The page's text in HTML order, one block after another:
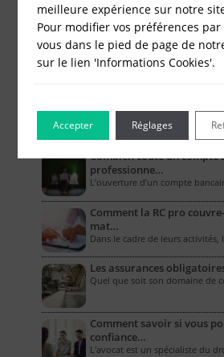
Le Blog pour les Entreprises
Combien coûte un compte
professionne…
L’ouverture d’un compte
Comment la RC pro
mat…
Dans le cadre de leurs activités,
Les assurances
Quel que soit son domaine de
Comment savoir si vous
confiance…
L'avocat est un spécialiste du
meilleure expérience sur notre
Pour modifier vos préférences
vous dans le pied de page de
sur le lien 'Informations Cookies'.
Accepter Réglages